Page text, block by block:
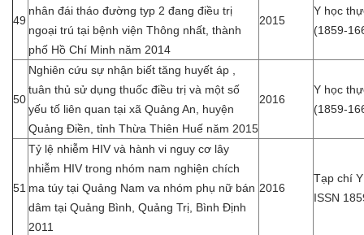
49
nhân đái tháo đường typ 2 đang điều trị
ngoại trú tại bệnh viện Thông nhất, thành
phố Hồ Chí Minh năm 2014
2015
Y học
(1859-
50
Nghiên cứu sự nhận biết tăng huyết áp ,
tuân thủ sử dụng thuốc điều trị và một số
yếu tố liên quan tại xã Quảng An, huyện
Quảng Điền, tỉnh Thừa Thiên Huế năm 2015
2016
Y học
(1859-
51
Tỷ lệ nhiễm HIV và hành vi nguy cơ lây
nhiễm HIV trong nhóm nam nghiện chích
ma túy tại Quảng Nam va nhóm phụ nữ bán
dâm tại Quảng Bình, Quảng Trị, Bình Định
2011
2016
Tạp chí
ISSN